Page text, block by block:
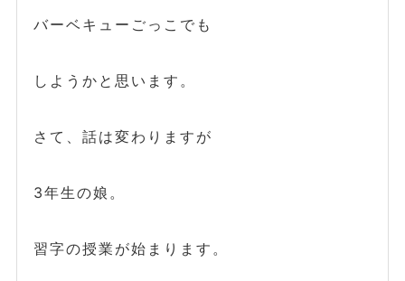
バーベキューごっこでも
しようかと思います。
さて、話は変わりますが
3年生の娘。
習字の授業が始まります。